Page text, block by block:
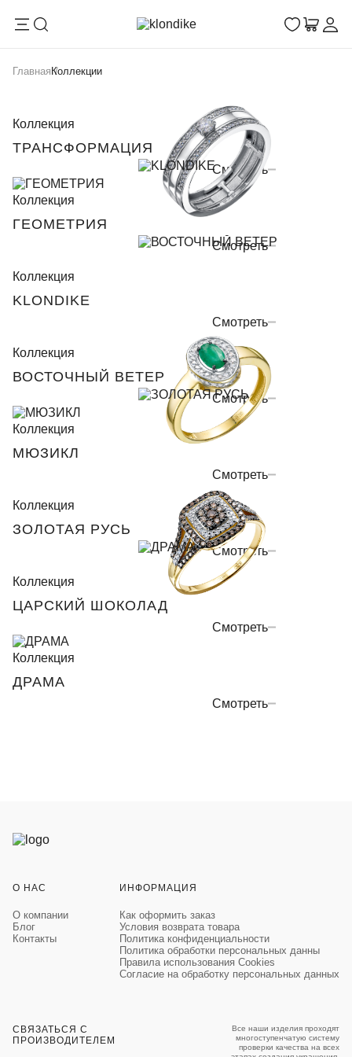
Главная Коллекции
Коллекция
ТРАНСФОРМАЦИЯ
Смотреть
Коллекция
ГЕОМЕТРИЯ
Смотреть
Коллекция
KLONDIKE
Смотреть
Коллекция
ВОСТОЧНЫЙ ВЕТЕР
Смотреть
Коллекция
МЮЗИКЛ
Смотреть
Коллекция
ЗОЛОТАЯ РУСЬ
Смотреть
Коллекция
ЦАРСКИЙ ШОКОЛАД
Смотреть
Коллекция
ДРАМА
Смотреть
О НАС
О компании
Блог
Контакты
ИНФОРМАЦИЯ
Как оформить заказ
Условия возврата товара
Политика конфиденциальности
Политика обработки персональных данны
Правила использования Cookies
Согласие на обработку персональных данных
СВЯЗАТЬСЯ С
ПРОИЗВОДИТЕЛЕМ
Все наши изделия проходят
многоступенчатую систему
проверки качества на всех